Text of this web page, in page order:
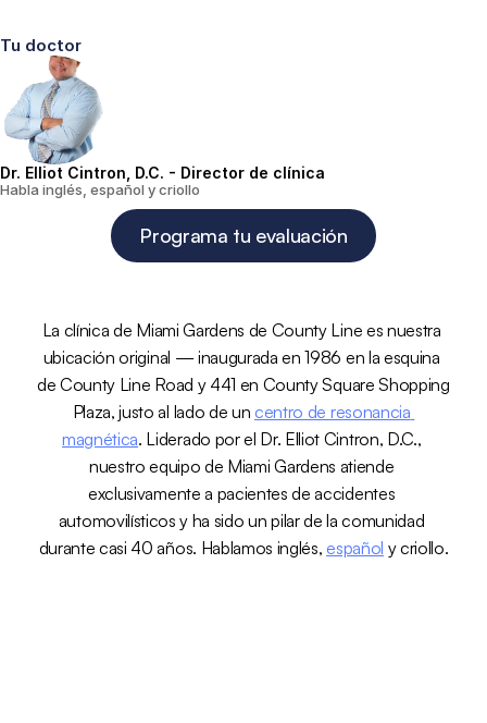
Tu doctor
Dr. Elliot Cintron, D.C. - Director de clínica
Habla inglés, español y criollo
Programa tu evaluación
La clínica de Miami Gardens de County Line es nuestra
ubicación original — inaugurada en 1986 en la esquina
de County Line Road y 441 en County Square Shopping
Plaza, justo al lado de un centro de resonancia
magnética. Liderado por el Dr. Elliot Cintron, D.C.,
nuestro equipo de Miami Gardens atiende
exclusivamente a pacientes de accidentes
automovilísticos y ha sido un pilar de la comunidad
durante casi 40 años. Hablamos inglés, español y criollo.